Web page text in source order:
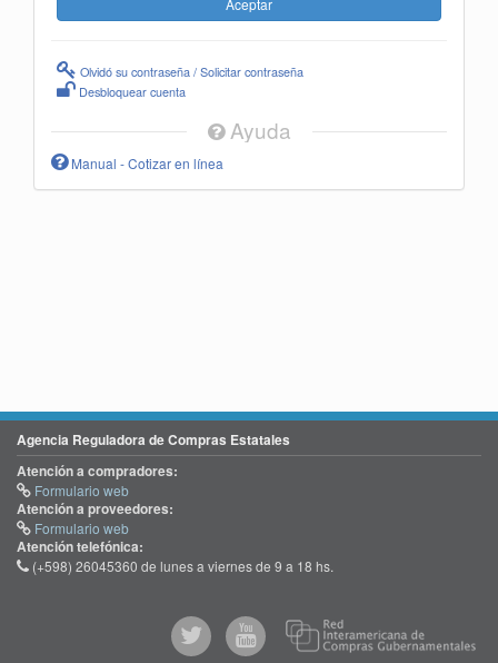
Olvidó su contraseña / Solicitar contraseña
Desbloquear cuenta
Ayuda
Manual - Cotizar en línea
Agencia Reguladora de Compras Estatales
Atención a compradores:
Formulario web
Atención a proveedores:
Formulario web
Atención telefónica:
(+598) 26045360 de lunes a viernes de 9 a 18 hs.
@comprasgubuy
ACCE